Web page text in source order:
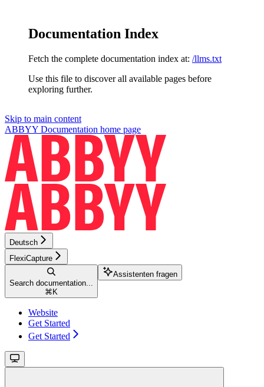
Documentation Index
Fetch the complete documentation index at: /llms.txt
Use this file to discover all available pages before
exploring further.
Skip to main content
ABBYY Documentation home page
Deutsch
FlexiCapture
Search documentation...
⌘ K
Assistenten fragen
Website
Get Started
Get Started